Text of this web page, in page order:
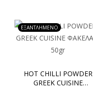
ΕΞΑΝΤΛΗΜΕΝΟ
HOT CHILLI POWDER
GREEK CUISINE